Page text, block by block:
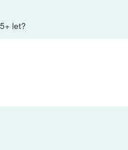
let?